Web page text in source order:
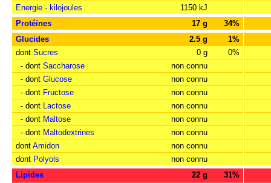
Energie - kilojoules
1150 kJ
Protéines
17 g
34%
Glucides
2.5 g
1%
dont Sucres 0 g
0%
- dont Saccharose
non connu
- dont Glucose
non connu
- dont Fructose
non connu
- dont Lactose
non connu
- dont Maltose
non connu
- dont Maltodextrines
non connu
dont Amidon
non connu
dont Polyols
non connu
Lipides
22 g
31%